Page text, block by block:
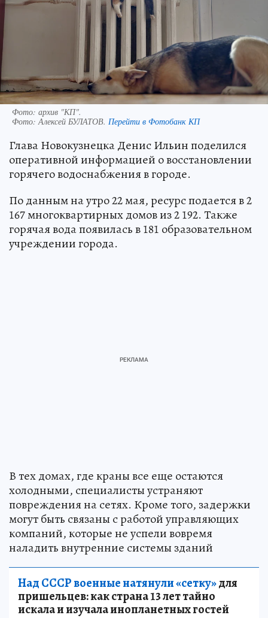
Фото: архив "КП".
Фото:Алексей БУЛАТОВ. Перейти в Фотобанк КП
Глава Новокузнецка Денис Ильин поделился
оперативной информацией о восстановлении
горячего водоснабжения в городе.
По данным на утро 22 мая, ресурс подается в 2
167 многоквартирных домов из 2 192. Также
горячая вода появилась в 181 образовательном
учреждении города.
В тех домах, где краны все еще остаются
холодными, специалисты устраняют
повреждения на сетях. Кроме того, задержки
могут быть связаны с работой управляющих
компаний, которые не успели вовремя
наладить внутренние системы зданий
Над СССР военные натянули «сетку»для
пришельцев: как страна 13 лет тайно
искала и изучала инопланетных гостей